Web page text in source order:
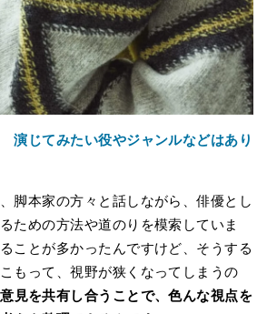
じてみたい役やジャンルなどはあり
脚本家の方々と話しながら、俳優とし
ための方法や道のりを模索していま
ことが多かったんですけど、そうする
もって、視野が狭くなってしまうの
見を共有し合うことで、色んな視点を